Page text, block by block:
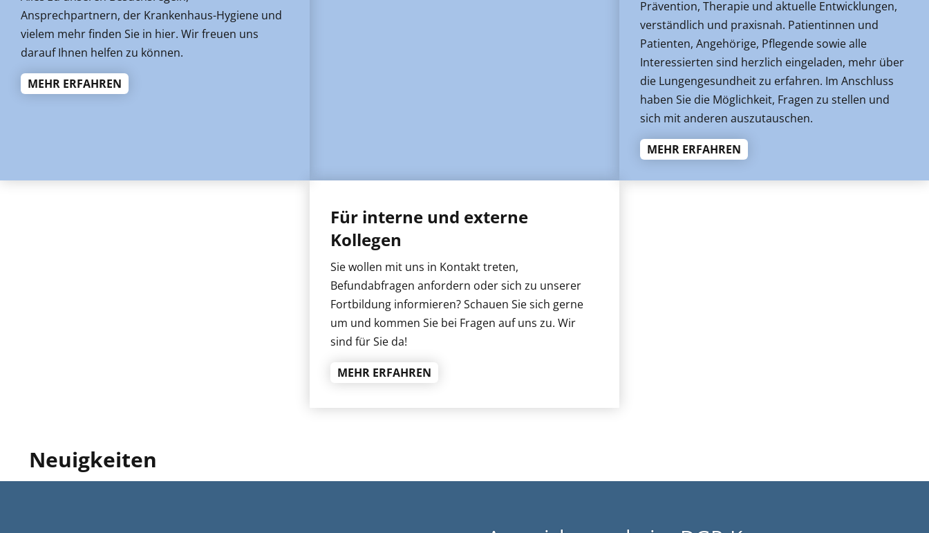
Ansprechpartnern, der Krankenhaus-Hygiene und
vielem mehr finden Sie in hier. Wir freuen uns
darauf Ihnen helfen zu können.
MEHR ERFAHREN
Prävention, Therapie und aktuelle Entwicklungen,
verständlich und praxisnah. Patientinnen und
Patienten, Angehörige, Pflegende sowie alle
Interessierten sind herzlich eingeladen, mehr über
die Lungengesundheit zu erfahren. Im Anschluss
haben Sie die Möglichkeit, Fragen zu stellen und
sich mit anderen auszutauschen.
MEHR ERFAHREN
Für interne und externe
Kollegen
Sie wollen mit uns in Kontakt treten,
Befundabfragen anfordern oder sich zu unserer
Fortbildung informieren? Schauen Sie sich gerne
um und kommen Sie bei Fragen auf uns zu. Wir
sind für Sie da!
MEHR ERFAHREN
Neuigkeiten